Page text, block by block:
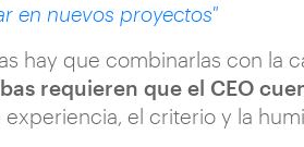
en nuevos proyectos"
hay que combinarlas con la
requieren que el CEO
el criterio y la